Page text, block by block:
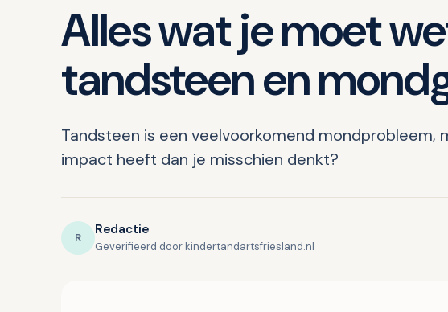
Alles wat je moet
tandsteen en
Tandsteen is een veelvoorkomend mondprobleem,
impact heeft dan je misschien denkt?
R Redactie
Geverifieerd door kindertandartsfriesland.nl